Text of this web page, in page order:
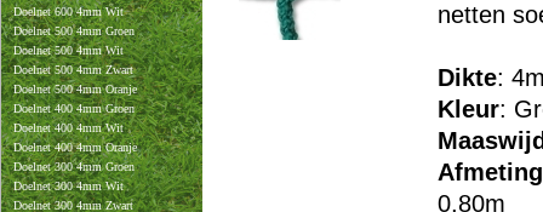
Doelnet 600 4mm Wit
Doelnet 500 4mm Groen
Doelnet 500 4mm Wit
Doelnet 500 4mm Zwart
Doelnet 500 4mm Oranje
Doelnet 400 4mm Groen
Doelnet 400 4mm Wit
Doelnet 400 4mm Oranje
Doelnet 300 4mm Groen
Doelnet 300 4mm Wit
Doelnet 300 4mm Zwart
netten
Dikte:
Kleur:
0,80m